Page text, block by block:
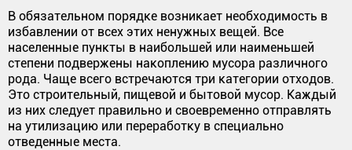
В обязательном порядке возникает необходимость в
избавлении от всех этих ненужных вещей. Все
населенные пункты в наибольшей или наименьшей
степени подвержены накоплению мусора различного
рода. Чаще всего встречаются три категории отходов.
Это строительный, пищевой и бытовой мусор. Каждый
из них следует правильно и своевременно отправлять
на утилизацию или переработку в специально
отведенные места.